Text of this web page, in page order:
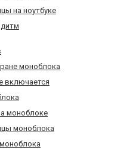
на ноутбуке
моноблока
включается
моноблоке
моноблока